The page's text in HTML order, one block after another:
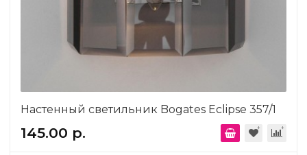
Настенный светильник Bogates Eclipse 357/1
145.00 р.